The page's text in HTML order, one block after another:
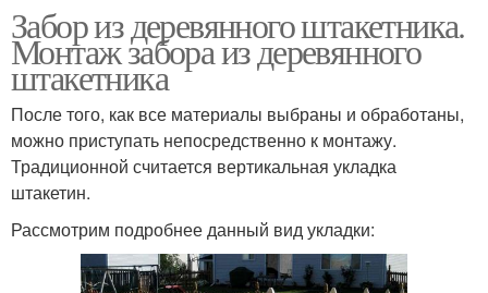
Забор из деревянного штакетника.
Монтаж забора из деревянного
штакетника
После того, как все материалы выбраны и обработаны,
можно приступать непосредственно к монтажу.
Традиционной считается вертикальная укладка
штакетин.
Рассмотрим подробнее данный вид укладки: